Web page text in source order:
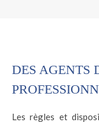
DES AGENTS
Les règles et